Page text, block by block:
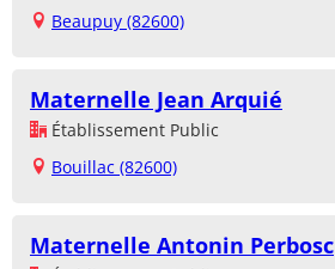
Beaupuy (82600)
Maternelle Jean Arquié
Établissement Public
Bouillac (82600)
Maternelle Antonin Perbosc